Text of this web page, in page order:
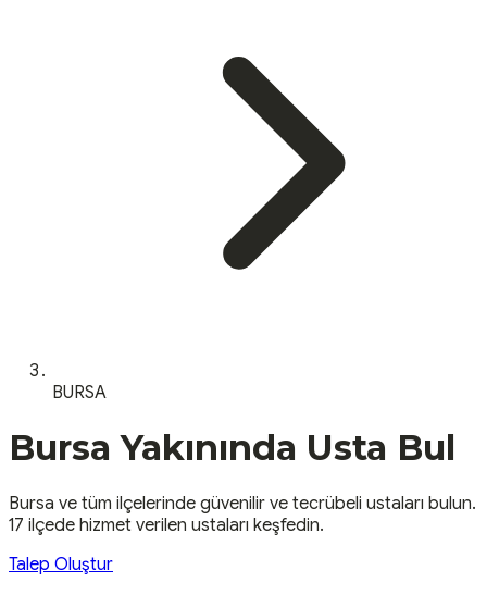
BURSA
Bursa Yakınında Usta Bul
Bursa ve tüm ilçelerinde güvenilir ve tecrübeli ustaları bulun.
17 ilçede hizmet verilen ustaları keşfedin.
Talep Oluştur